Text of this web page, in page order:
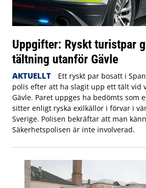
Uppgifter: Ryskt turistpar
tältning utanför Gävle
AKTUELLT
Ett ryskt par bosatt i
polis efter att ha slagit upp ett tält vid
Gävle. Paret uppges ha bedömts som
sitter enligt ryska exilkällor i förvar i
Sverige. Polisen bekräftar att man
Säkerhetspolisen är inte involverad.